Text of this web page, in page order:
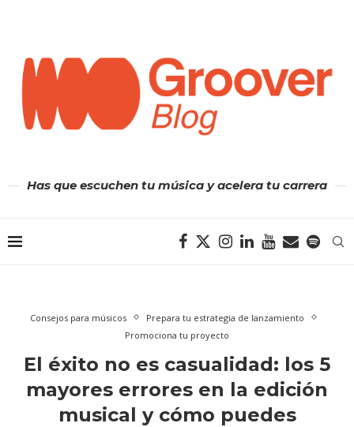
Has que escuchen tu música y acelera tu carrera
Consejos para músicos
Prepara tu estrategia de lanzamiento
Promociona tu proyecto
El éxito no es casualidad: los 5
mayores errores en la edición
musical y cómo puedes